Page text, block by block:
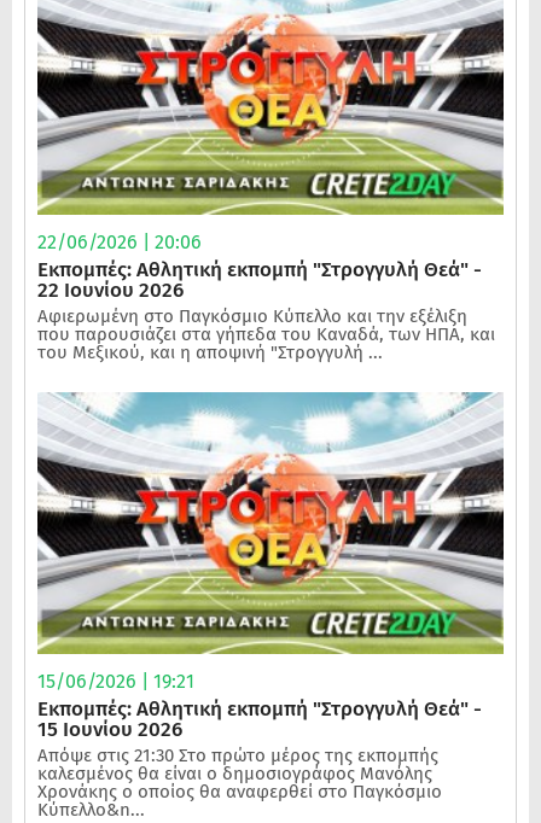
22/06/2026 | 20:06
Εκπομπές: Αθλητική εκπομπή "Στρογγυλή Θεά" -
22 Ιουνίου 2026
Αφιερωμένη στο Παγκόσμιο Κύπελλο και την εξέλιξη
που παρουσιάζει στα γήπεδα του Καναδά, των ΗΠΑ, και
του Μεξικού, και η αποψινή "Στρογγυλή ...
15/06/2026 | 19:21
Εκπομπές: Αθλητική εκπομπή "Στρογγυλή Θεά" -
15 Ιουνίου 2026
Απόψε στις 21:30 Στο πρώτο μέρος της εκπομπής
καλεσμένος θα είναι ο δημοσιογράφος Μανόλης
Χρονάκης ο οποίος θα αναφερθεί στο Παγκόσμιο
Κύπελλο&n...